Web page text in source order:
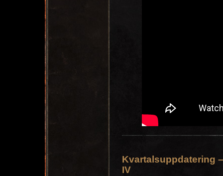
Kvartalsuppdatering
IV